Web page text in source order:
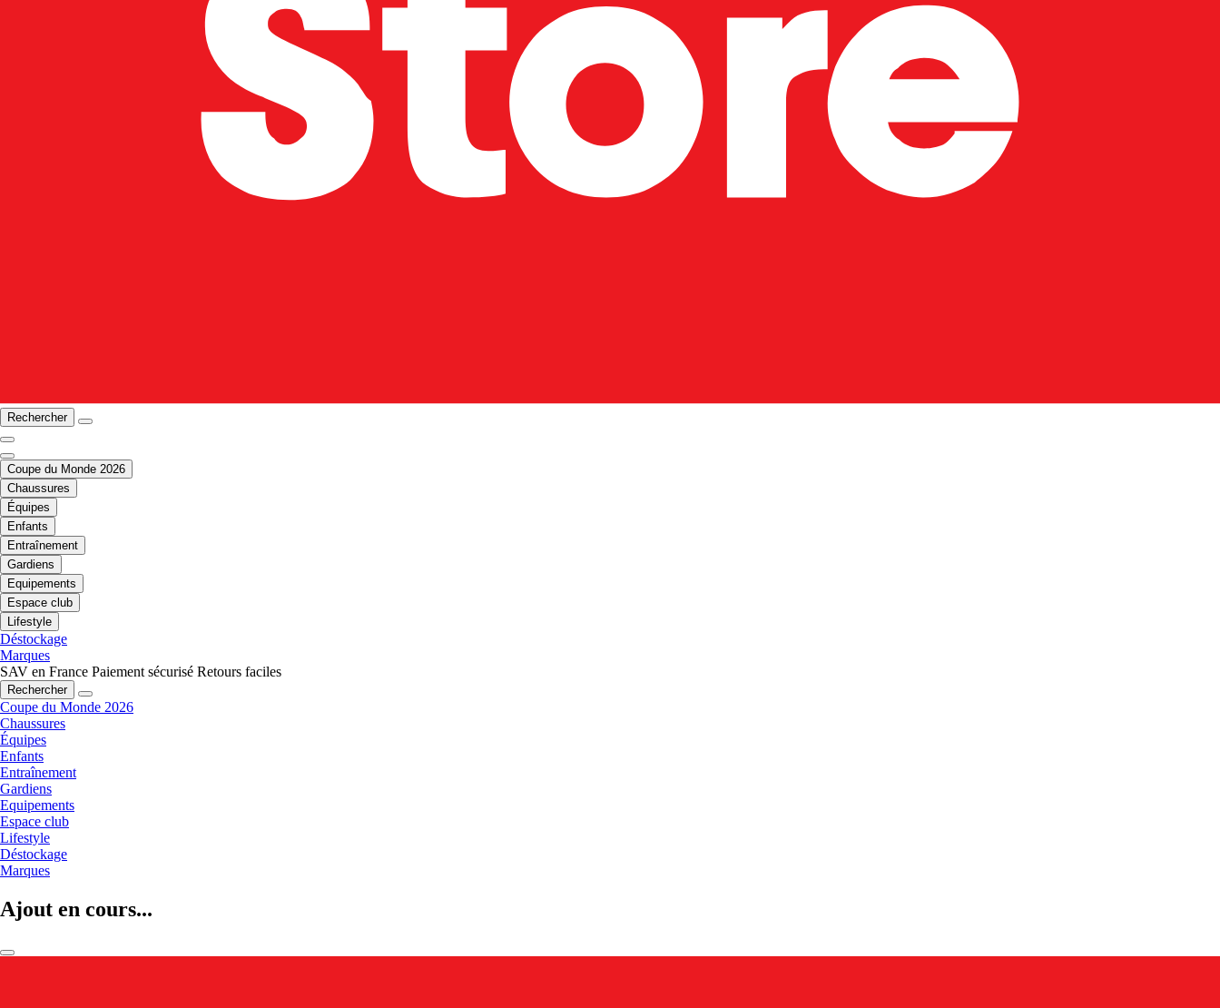
Rechercher
Coupe du Monde 2026
Chaussures
Équipes
Enfants
Entraînement
Gardiens
Equipements
Espace club
Lifestyle
Déstockage
Marques
SAV en France Paiement sécurisé Retours faciles
Rechercher
Coupe du Monde 2026
Chaussures
Équipes
Enfants
Entraînement
Gardiens
Equipements
Espace club
Lifestyle
Déstockage
Marques
Ajout en cours...